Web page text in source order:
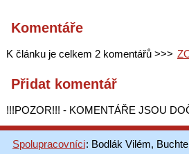
Komentáře
K článku je celkem 2 komentářů >>>
Přidat komentář
!!!POZOR!!! - KOMENTÁŘE JSOU
Spolupracovníci: Bodlák Vilém,